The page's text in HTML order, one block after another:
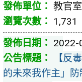
教官室
1,731
2022-
【反
的未來我作主」